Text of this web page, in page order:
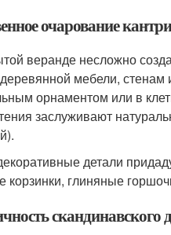
очарование кантри
веранде несложно
мебели,
орнаментом или в
заслуживают
детали
корзинки, глиняные
скандинавского